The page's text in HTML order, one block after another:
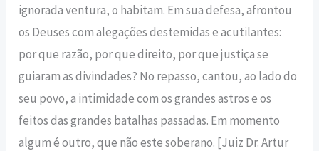
ignorada ventura, o habitam. Em sua defesa, afrontou
os Deuses com alegações destemidas e acutilantes:
por que razão, por que direito, por que justiça se
guiaram as divindades? No repasso, cantou, ao lado do
seu povo, a intimidade com os grandes astros e os
feitos das grandes batalhas passadas. Em momento
algum é outro, que não este soberano. [Juiz Dr. Artur